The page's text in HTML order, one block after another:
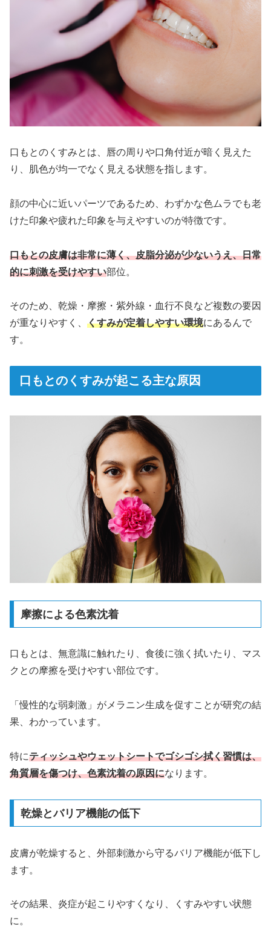
口もとのくすみとは、唇の周りや口角付近が暗く見えた
り、肌色が均一でなく見える状態を指します。
顔の中心に近いパーツであるため、わずかな色ムラでも老
けた印象や疲れた印象を与えやすいのが特徴です。
口もとの皮膚は非常に薄く、皮脂分泌が少ないうえ、日常
的に刺激を受けやすい部位。
そのため、乾燥・摩擦・紫外線・血行不良など複数の要因
が重なりやすく、 くすみが定着しやすい環境にあるんで
す。
口もとのくすみが起こる主な原因
摩擦による色素沈着
口もとは、無意識に触れたり、食後に強く拭いたり、マス
クとの摩擦を受けやすい部位です。
「慢性的な弱刺激」がメラニン生成を促すことが研究の結
果、わかっています。
特にティッシュやウェットシートでゴシゴシ拭く習慣は、
角質層を傷つけ、色素沈着の原因になります。
乾燥とバリア機能の低下
皮膚が乾燥すると、外部刺激から守るバリア機能が低下し
ます。
その結果、炎症が起こりやすくなり、くすみやすい状態
に。